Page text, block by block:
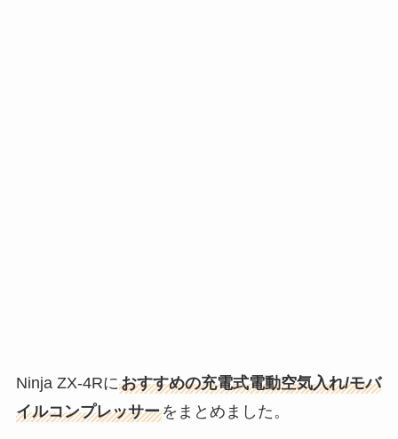
Ninja ZX-4Rにおすすめの充電式電動空気入れ/モバ
イルコンプレッサーをまとめました。